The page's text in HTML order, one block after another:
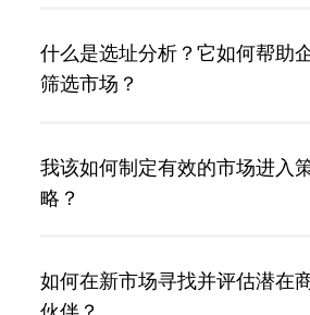
什么是选址分析？它如何帮助
筛选市场？
我该如何制定有效的市场进入
略？
如何在新市场寻找并评估潜在